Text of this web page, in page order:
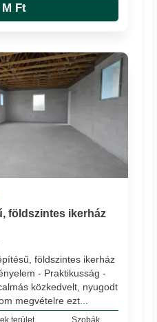
M Ft
földszintes ikerház
földszintes ikerház
- Praktikusság -
közkedvelt, nyugodt
megvételre ezt...
terület Szobák